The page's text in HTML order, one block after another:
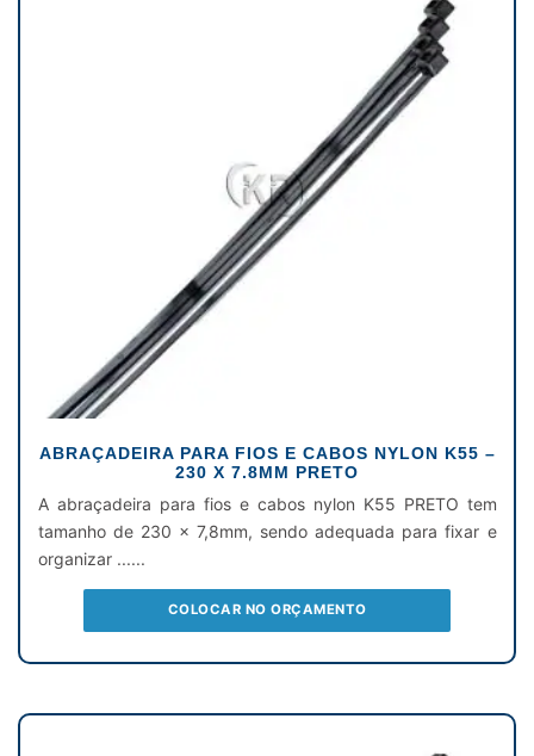
ABRAÇADEIRA PARA FIOS E CABOS NYLON K55 –
230 X 7.8MM PRETO
A abraçadeira para fios e cabos nylon K55 PRETO tem
tamanho de 230 x 7,8mm, sendo adequada para fixar e
organizar ......
COLOCAR NO ORÇAMENTO